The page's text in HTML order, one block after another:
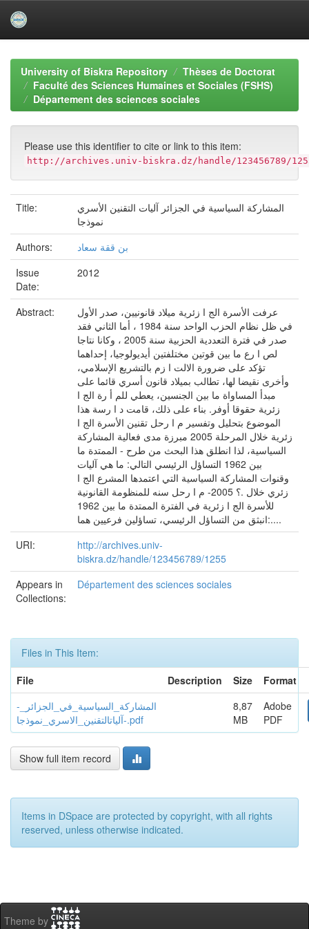
navigationUniversity of Biskra Repository
Thèses de Doctorat
Faculté des Sciences Humaines et Sociales (FSHS)
Département des sciences sociales
Please use this identifier to cite or link to this item:
http://archives.univ-biskra.dz/handle/123456789/
Title:
المشاركة السياسية في الجزائر آليات التقنين الأسري
نموذجا
Authors:
بن ققة سعاد
Issue
Date:
2012
Abstract:
عرفت الأسرة الج ا زئرية ميلاد قانونيين، صدر الأول
في ظل نظام الحزب الواحد سنة 1984 ، أما الثاني فقد
صدر في فترة التعددية الحزبية سنة 2005 ، وكانا نتاجا
لص ا رع ما بين قوتين مختلفتين أيديولوجيا، إحداهما
تؤكد على ضرورة الالت ا زم بالتشريع الإسلامي،
وأخرى نقيضا لها، تطالب بميلاد قانون أسري قائما على
مبدأ المساواة ما بين الجنسين، يعطي للم أ رة الج ا
زئرية حقوقا أوفر. بناء على ذلك، قامت د ا رسة هذا
الموضوع بتحليل وتفسير م ا رحل تقنين الأسرة الج ا
زئرية خلال المرحلة 2005 مبرزة مدى فعالية المشاركة
السياسية، لذا انطلق هذا البحث من طرح - الممتدة ما
بين 1962 التساؤل الرئيسي التالي: ما هي آليات
وقنوات المشاركة السياسية التي اعتمدها المشرع الج ا
زئري خلال .؟ 2005- م ا رحل سنه للمنظومة القانونية
للأسرة الج ا زئرية في الفترة الممتدة ما بين 1962
انبثق من التساؤل الرئيسي، تساؤلين فرعيين هما:....
URI:
http://archives.univ-
biskra.dz/handle/123456789/1255
Appears in
Collections:
Département des sciences sociales
Files in This Item:
File
Description Size
Format
المشاركة_السياسية_في_الجزائر_-
آلياتالتقنين_الاسري_نموذجا-.pdf
8,87
MB
Adobe
PDF
Show full item record
Items in DSpace are protected by copyright, with all rights
reserved, unless otherwise indicated.
Theme by